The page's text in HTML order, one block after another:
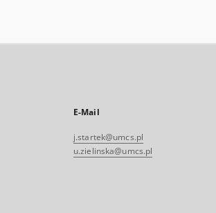
E-Mail
j.startek@umcs.pl
u.zielinska@umcs.pl